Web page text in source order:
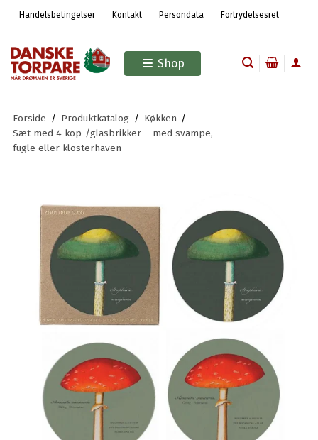
Handelsbetingelser Kontakt Persondata Fortrydelsesret
Shop
Forside / Produktkatalog / Køkken /
Sæt med 4 kop-/glasbrikker – med svampe,
fugle eller klosterhaven